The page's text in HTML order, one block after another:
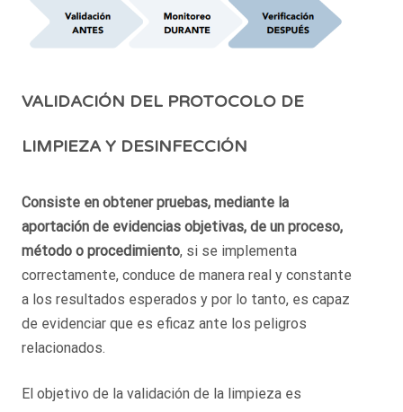
VALIDACIÓN DEL PROTOCOLO DE
LIMPIEZA Y DESINFECCIÓN
Consiste en obtener pruebas, mediante la
aportación de evidencias objetivas, de un proceso,
método o procedimiento, si se implementa
correctamente, conduce de manera real y constante
a los resultados esperados y por lo tanto, es capaz
de evidenciar que es eficaz ante los peligros
relacionados.
El objetivo de la validación de la limpieza es